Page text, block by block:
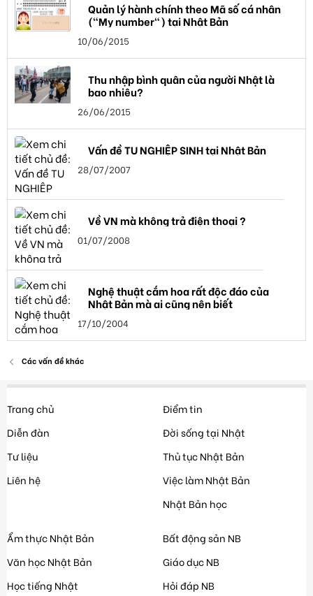
Quản lý hành chính theo Mã số cá nhân
("My number") tại Nhật Bản
10/06/2015
Thu nhập bình quân của người Nhật là
bao nhiêu?
26/06/2015
Vấn đề TU NGHIỆP SINH tại Nhật Bản
28/07/2007
Về VN mà không trả điện thoại ?
01/07/2008
Nghệ thuật cắm hoa rất độc đáo của
Nhật Bản mà ai cũng nên biết
17/10/2004
Các vấn đề khác
Trang chủ
Diễn đàn
Tư liệu
Liên hệ
Điểm tin
Đời sống tại Nhật
Thủ tục Nhật Bản
Việc làm Nhật Bản
Nhật Bản học
Ẩm thực Nhật Bản
Văn học Nhật Bản
Học tiếng Nhật
Bất động sản NB
Giáo dục NB
Hỏi đáp NB